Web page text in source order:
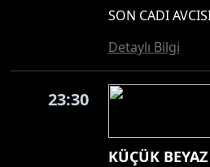
SON CADI
Detaylı Bilgi
23:30
KÜÇÜK